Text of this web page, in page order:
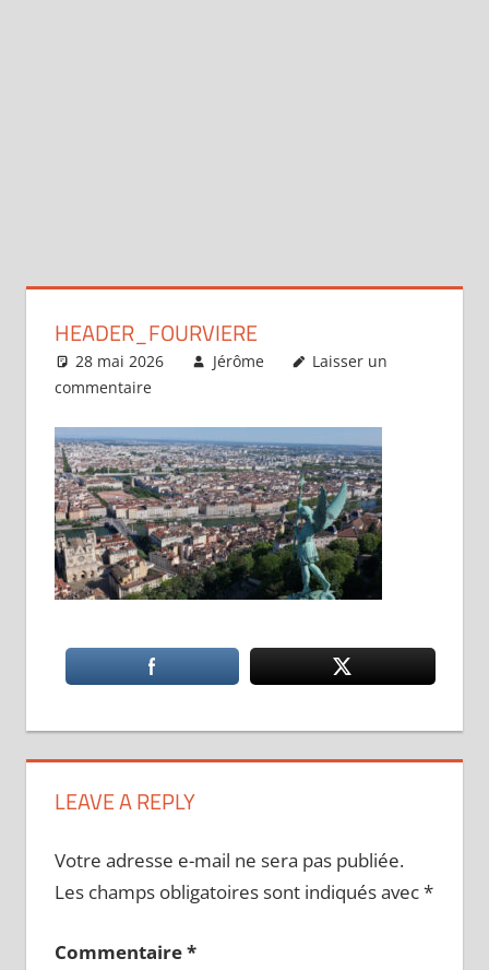
HEADER_FOURVIERE
28 mai 2026 Jérôme
Laisser un
commentaire
LEAVE A REPLY
Votre adresse e-mail ne sera pas publiée.
Les champs obligatoires sont indiqués avec*
Commentaire*